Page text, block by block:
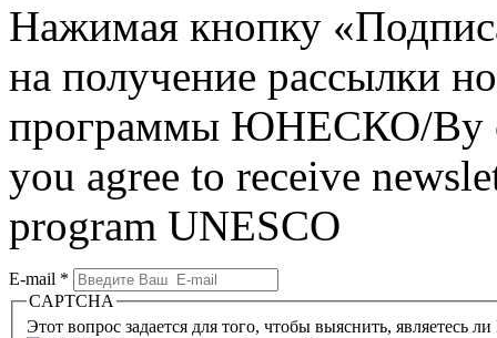
Нажимая кнопку
на получение рассылки
программы ЮНЕСКО/By
you agree to receive
program UNESCO
E-mail *
CAPTCHA
Этот вопрос задается для того, чтобы выяснить, являетесь